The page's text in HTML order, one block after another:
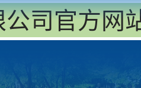
司官方网